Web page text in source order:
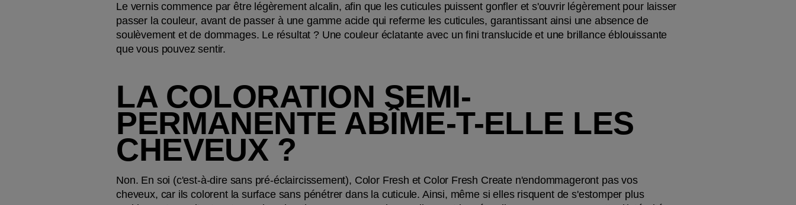
Le vernis commence par être légèrement alcalin, afin que les cuticules puissent gonfler et s'ouvrir légèrement pour laisser
passer la couleur, avant de passer à une gamme acide qui referme les cuticules, garantissant ainsi une absence de
soulèvement et de dommages. Le résultat ? Une couleur éclatante avec un fini translucide et une brillance éblouissante
que vous pouvez sentir.
LA COLORATION SEMI-
PERMANENTE ABÎME-T-ELLE LES
CHEVEUX ?
Non. En soi (c'est-à-dire sans pré-éclaircissement), Color Fresh et Color Fresh Create n'endommageront pas vos
cheveux, car ils colorent la surface sans pénétrer dans la cuticule. Ainsi, même si elles risquent de s'estomper plus